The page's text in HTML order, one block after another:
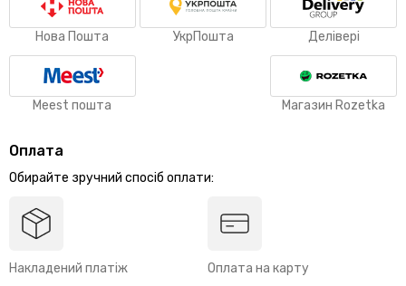
Нова Пошта УкрПошта Делівері
Meest пошта Магазин Rozetka
Оплата
Обирайте зручний спосіб оплати:
Накладений платіж Оплата на карту